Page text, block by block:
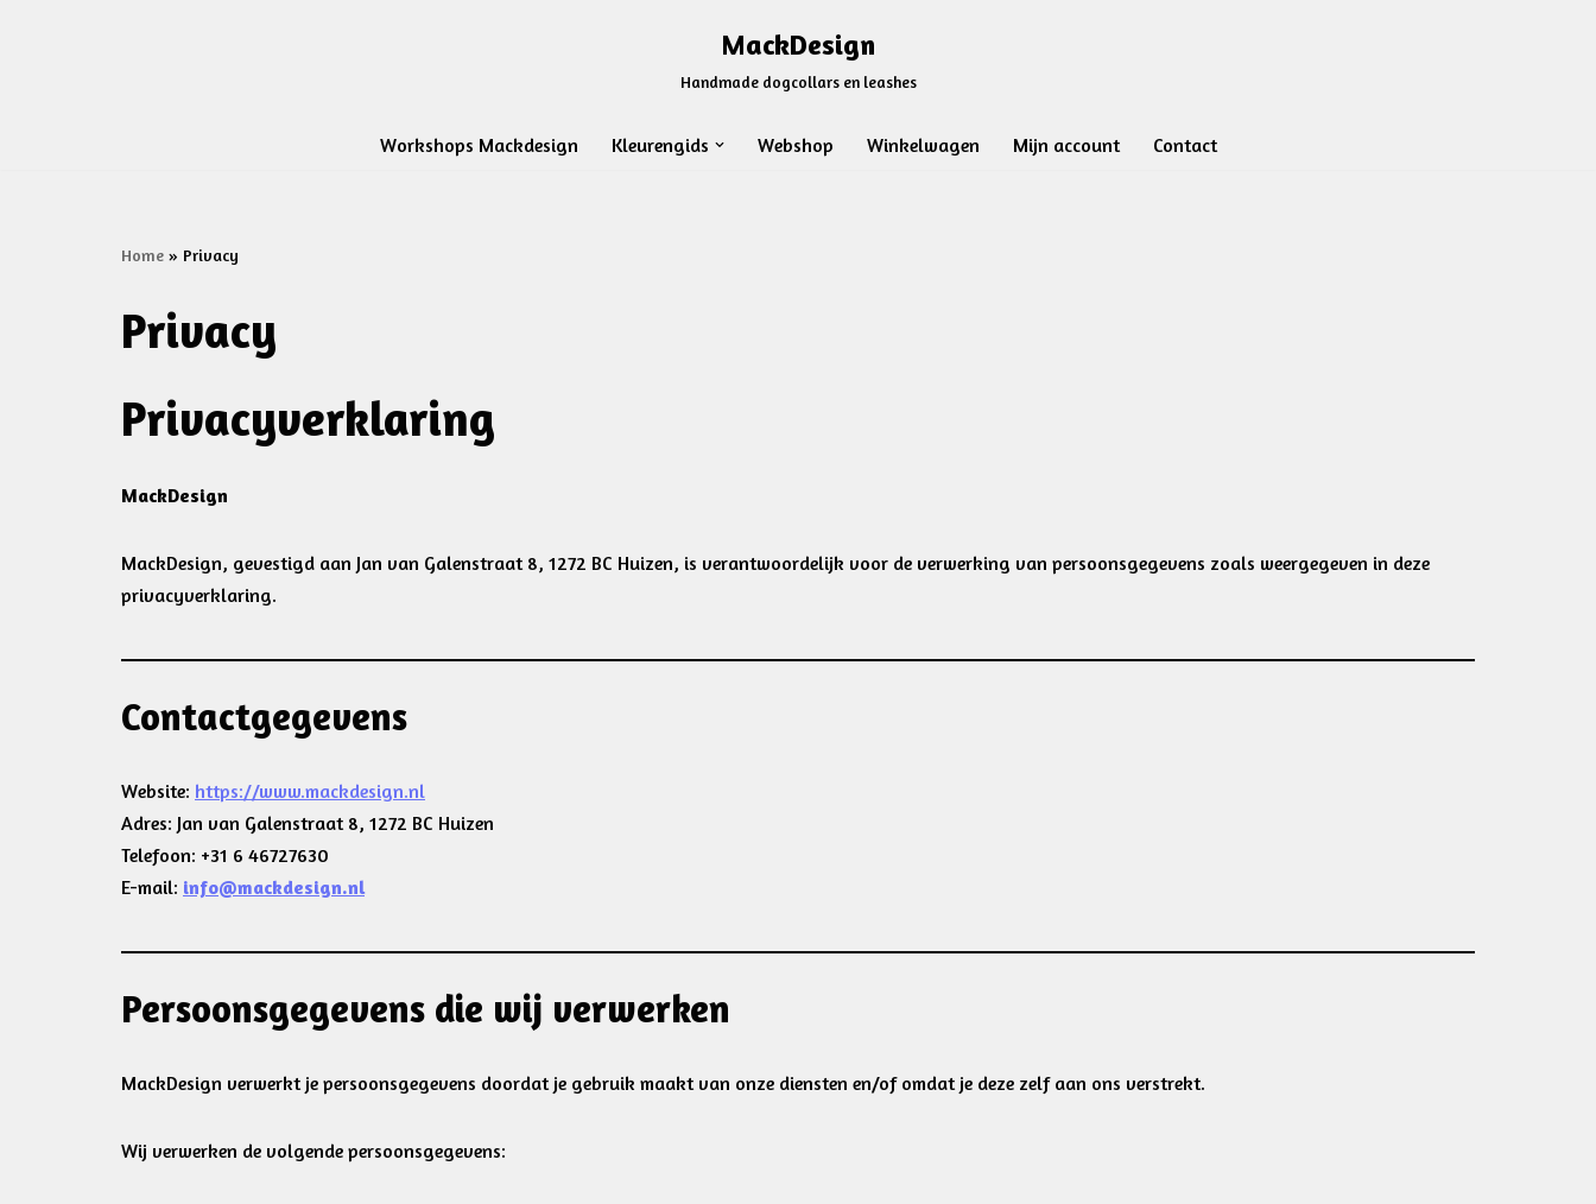
MackDesign
Handmade dogcollars en leashes
Workshops Mackdesign Kleurengids Webshop Winkelwagen Mijn account Contact
Home » Privacy
Privacy
Privacyverklaring
MackDesign
MackDesign, gevestigd aan Jan van Galenstraat 8, 1272 BC Huizen, is verantwoordelijk voor de verwerking van persoonsgegevens zoals weergegeven in deze
privacyverklaring.
Contactgegevens
Website: https://www.mackdesign.nl
Adres: Jan van Galenstraat 8, 1272 BC Huizen
Telefoon: +31 6 46727630
E-mail: info@mackdesign.nl
Persoonsgegevens die wij verwerken
MackDesign verwerkt je persoonsgegevens doordat je gebruik maakt van onze diensten en/of omdat je deze zelf aan ons verstrekt.
Wij verwerken de volgende persoonsgegevens: